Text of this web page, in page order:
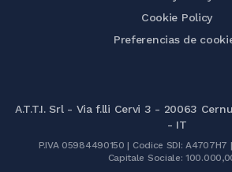
Cookie Policy
Preferencias de
A.T.T.I. Srl - Via f.lli Cervi 3 - 20063
- IT
P.IVA 05984490150 | Codice SDI: A4707H7
Capitale Sociale: